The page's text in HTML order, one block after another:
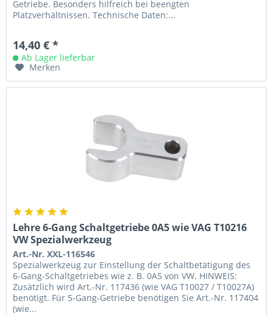
Getriebe. Besonders hilfreich bei beengten
Platzverhältnissen. Technische Daten:...
14,40 € *
Ab Lager lieferbar
Merken
Lehre 6-Gang Schaltgetriebe 0A5 wie VAG T10216
VW Spezialwerkzeug
Art.-Nr. XXL-116546
Spezialwerkzeug zur Einstellung der Schaltbetätigung des
6-Gang-Schaltgetriebes wie z. B. 0A5 von VW. HINWEIS:
Zusätzlich wird Art.-Nr. 117436 (wie VAG T10027 / T10027A)
benötigt. Für 5-Gang-Getriebe benötigen Sie Art.-Nr. 117404
(wie...